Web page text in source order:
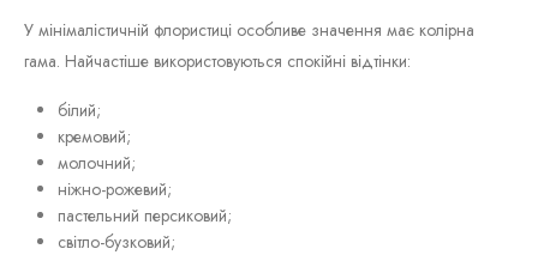
У мінімалістичній флористиці особливе значення має колірна
гама. Найчастіше використовуються спокійні відтінки:
білий;
кремовий;
молочний;
ніжно-рожевий;
пастельний персиковий;
світло-бузковий;